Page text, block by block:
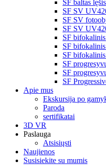
SF baltas
SF SV
SF SV
SF SV
SF
SF
SF
SF
SF
SF
Apie mus
Ekskursija po
Paroda
sertifikatai
3D VR
Paslauga
Atsisiųsti
Naujienos
Susisiekite su mumis